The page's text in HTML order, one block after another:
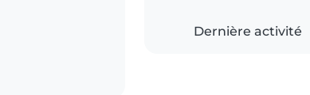
Dernière activité